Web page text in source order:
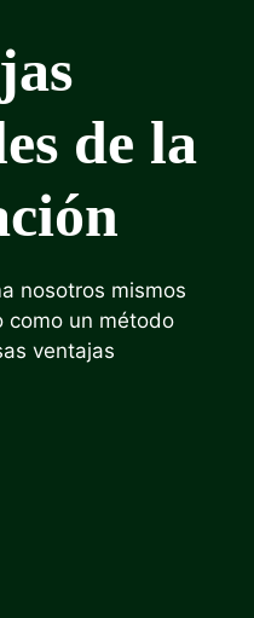
de la
nosotros mismos
como un método
ventajas